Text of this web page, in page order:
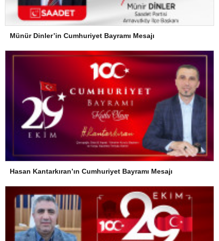
Münür Dinler’in Cumhuriyet Bayramı Mesajı
Hasan Kantarkıran’ın Cumhuriyet Bayramı Mesajı